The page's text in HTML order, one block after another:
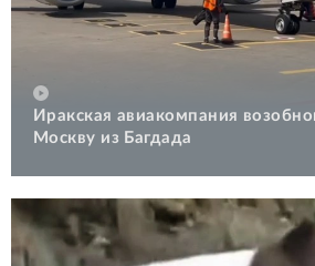
Иракская авиакомпания
Москву из Багдада